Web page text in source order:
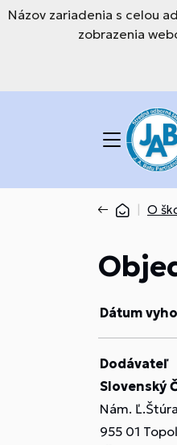
Názov zariadenia s celou
zobrazenia
O
Dátum
Dodávateľ
Slovenský
Nám.
955 01